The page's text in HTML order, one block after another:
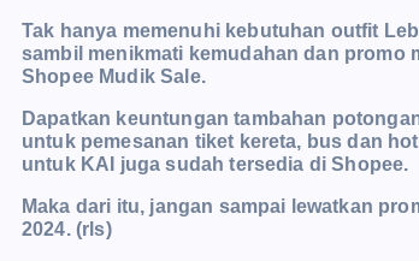
Tak hanya memenuhi kebutuhan outfit
sambil menikmati kemudahan dan promo
Shopee Mudik Sale.
Dapatkan keuntungan tambahan
untuk pemesanan tiket kereta, bus dan
untuk KAI juga sudah tersedia di Shopee.
Maka dari itu, jangan sampai lewatkan
2024. (rls)